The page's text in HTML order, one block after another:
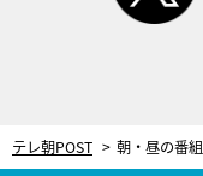
テレ朝POST 朝・昼の番組